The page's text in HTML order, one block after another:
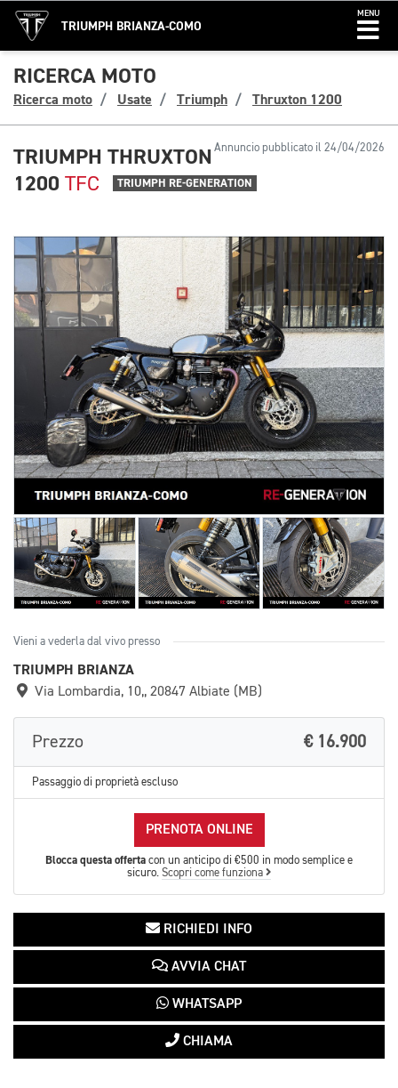
TRIUMPH BRIANZA-COMO
MENU
RICERCA MOTO
Ricerca moto Usate Triumph Thruxton 1200
Annuncio pubblicato il 24/04/2026
TRIUMPH THRUXTON
1200 TFC TRIUMPH RE-GENERATION
Vieni a vederla dal vivo presso
TRIUMPH BRIANZA
Via Lombardia, 10,, 20847 Albiate (MB)
Prezzo € 16.900
Passaggio di proprietà escluso
PRENOTA ONLINE
Blocca questa offerta con un anticipo di €500 in modo semplice e
sicuro. Scopri come funziona
RICHIEDI INFO
AVVIA CHAT
WHATSAPP
CHIAMA